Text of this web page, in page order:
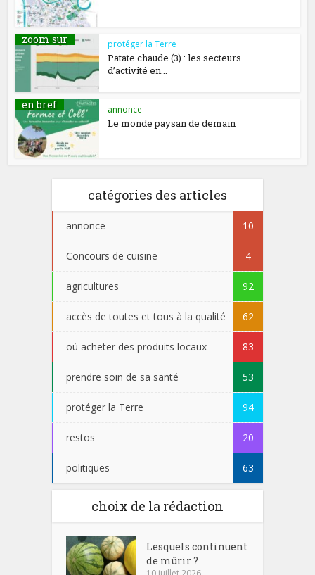
zoom sur protéger la Terre
Patate chaude (3) : les secteurs
d’activité en...
en bref annonce
Le monde paysan de demain
catégories des articles
annonce 10
Concours de cuisine 4
agricultures 92
accès de toutes et tous à la qualité 62
où acheter des produits locaux 83
prendre soin de sa santé 53
protéger la Terre 94
restos 20
politiques 63
choix de la rédaction
Lesquels continuent
de mûrir ?